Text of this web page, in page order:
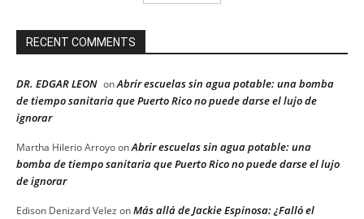
RECENT COMMENTS
DR. EDGAR LEON onAbrir escuelas sin agua potable: una bomba
de tiempo sanitaria que Puerto Rico no puede darse el lujo de
ignorar
Martha Hilerio ArroyoonAbrir escuelas sin agua potable: una
bomba de tiempo sanitaria que Puerto Rico no puede darse el lujo
de ignorar
Edison Denizard Velez onMás allá de Jackie Espinosa: ¿Falló el